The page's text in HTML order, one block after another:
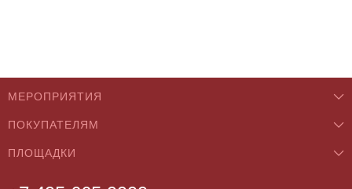
МЕРОПРИЯТИЯ
Концерты
Классика
ПОКУПАТЕЛЯМ
О нас
ПЛОЩАДКИ